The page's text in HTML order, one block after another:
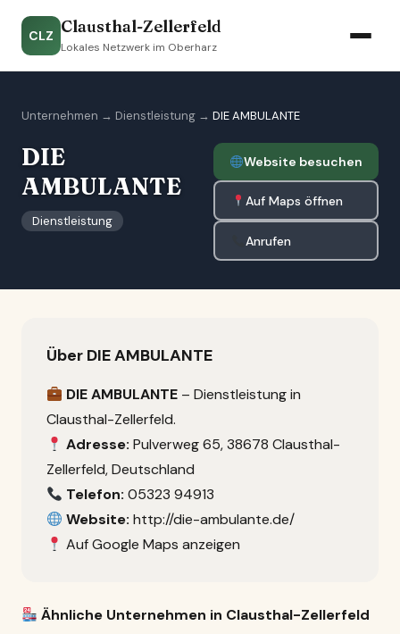
CLZ Clausthal-Zellerfeld
Lokales Netzwerk im Oberharz
Unternehmen → Dienstleistung → DIE AMBULANTE
DIE
AMBULANTE
Dienstleistung
Website besuchen
Auf Maps öffnen
Anrufen
Über DIE AMBULANTE
DIE AMBULANTE – Dienstleistung in
Clausthal-Zellerfeld.
Adresse: Pulverweg 65, 38678 Clausthal-
Zellerfeld, Deutschland
Telefon: 05323 94913
Website: http://die-ambulante.de/
Auf Google Maps anzeigen
Ähnliche Unternehmen in Clausthal-Zellerfeld